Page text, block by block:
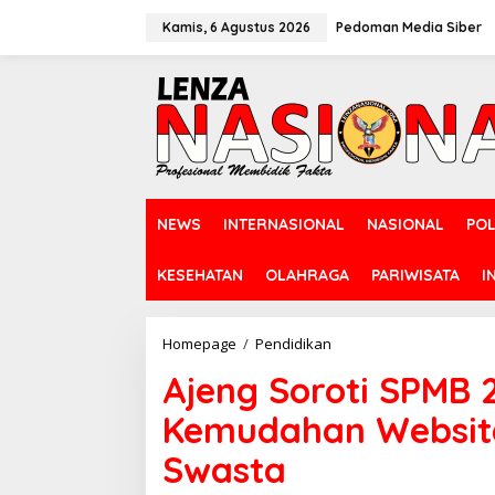
Kamis, 6 Agustus 2026 Pedoman Media Siber
NEWS INTERNASIONAL NASIONAL
KESEHATAN OLAHRAGA PARIWISATA
Homepage / Pendidikan
e
n
g
S
Ajeng Soroti SPMB
Kemudahan
Swasta